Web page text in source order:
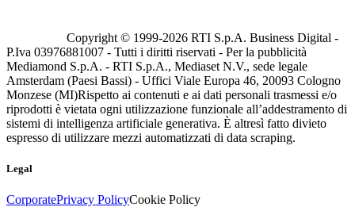
Copyright © 1999-2026 RTI S.p.A. Business Digital -
P.Iva 03976881007 - Tutti i diritti riservati - Per la pubblicità
Mediamond S.p.A. - RTI S.p.A., Mediaset N.V., sede legale
Amsterdam (Paesi Bassi) - Uffici Viale Europa 46, 20093 Cologno
Monzese (MI)Rispetto ai contenuti e ai dati personali trasmessi e/o
riprodotti è vietata ogni utilizzazione funzionale all’addestramento di
sistemi di intelligenza artificiale generativa. È altresì fatto divieto
espresso di utilizzare mezzi automatizzati di data scraping.
Legal
CorporatePrivacy PolicyCookie Policy